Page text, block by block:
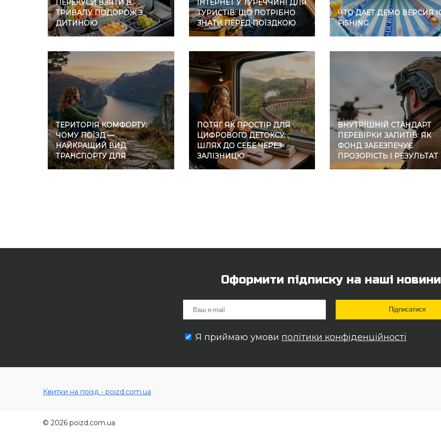
ПЕРЕКУСИ ВЗЯТИ В
ТРИВАЛУ ПОДОРОЖ З
ДИТИНОЮ
ІНТЕРНЕТ У ТУРЕЧЧИНІ ДЛЯ
ТУРИСТІВ: ЩО ПОТРІБНО
ЗНАТИ ПЕРЕД ПОЇЗДКОЮ
ЧТО ДАЕТ ДЕМО ВЕРСИЯ
FISHING
ТЕРИТОРІЯ КОМФОРТУ:
ЧОМУ ПОЇЗД —
НАЙКРАЩИЙ ВИД
ТРАНСПОРТУ ДЛЯ
ІНТРОВЕРТІВ
ПОТЯГ ЯК ПРОСТІР ДЛЯ
ЦИФРОВОГО ДЕТОКСУ:
ШЛЯХ ДО СЕБЕ ЧЕРЕЗ
ЗАЛІЗНИЦЮ
ВНУТРІШНІЙ СТАНДАРТ
ПЕРЕВІРКИ ЗАПИТІВ: ЯК
ФОНД ЗАБЕЗПЕЧУЄ
ПРОЗОРІСТЬ І РЕЗУЛЬТАТ
Оформити підписку на наші новини
Я приймаю умови політики конфіденційності
Квитки на поїзд - poizd.com.ua
© 2026 poizd.com.ua